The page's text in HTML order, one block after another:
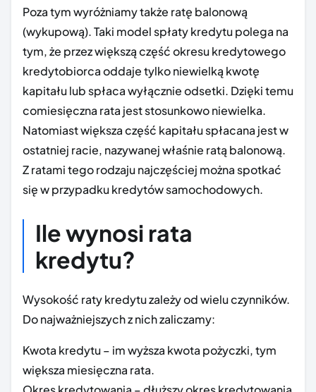
Poza tym wyróżniamy także ratę balonową
(wykupową). Taki model spłaty kredytu polega na
tym, że przez większą część okresu kredytowego
kredytobiorca oddaje tylko niewielką kwotę
kapitału lub spłaca wyłącznie odsetki. Dzięki temu
comiesięczna rata jest stosunkowo niewielka.
Natomiast większa część kapitału spłacana jest w
ostatniej racie, nazywanej właśnie ratą balonową.
Z ratami tego rodzaju najczęściej można spotkać
się w przypadku kredytów samochodowych.
Ile wynosi rata
kredytu?
Wysokość raty kredytu zależy od wielu czynników.
Do najważniejszych z nich zaliczamy:
Kwota kredytu – im wyższa kwota pożyczki, tym
większa miesięczna rata.